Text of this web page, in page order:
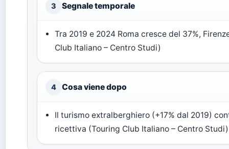
3 Segnale temporale
Tra 2019 e 2024 Roma cresce del 37%,
Club Italiano – Centro Studi)
4 Cosa viene dopo
Il turismo extralberghiero (+17% dal 2019)
ricettiva (Touring Club Italiano – Centro Studi)